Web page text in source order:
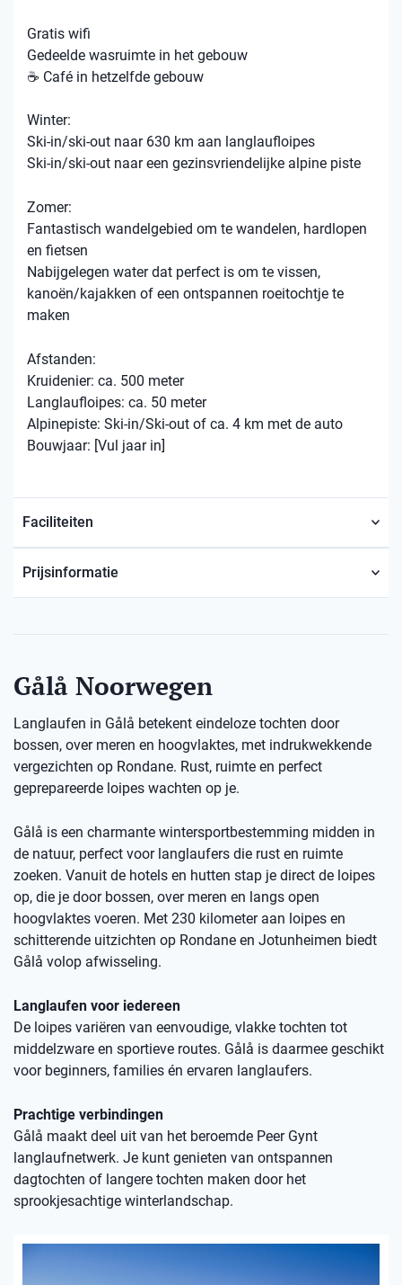
Gratis wifi
Gedeelde wasruimte in het gebouw
☕ Café in hetzelfde gebouw
Winter:
Ski-in/ski-out naar 630 km aan langlaufloipes
Ski-in/ski-out naar een gezinsvriendelijke alpine piste
Zomer:
Fantastisch wandelgebied om te wandelen, hardlopen
en fietsen
Nabijgelegen water dat perfect is om te vissen,
kanoën/kajakken of een ontspannen roeitochtje te
maken
Afstanden:
Kruidenier: ca. 500 meter
Langlaufloipes: ca. 50 meter
Alpinepiste: Ski-in/Ski-out of ca. 4 km met de auto
Bouwjaar: [Vul jaar in]
Faciliteiten
Prijsinformatie
Gålå Noorwegen
Langlaufen in Gålå betekent eindeloze tochten door
bossen, over meren en hoogvlaktes, met indrukwekkende
vergezichten op Rondane. Rust, ruimte en perfect
geprepareerde loipes wachten op je.
Gålå is een charmante wintersportbestemming midden in
de natuur, perfect voor langlaufers die rust en ruimte
zoeken. Vanuit de hotels en hutten stap je direct de loipes
op, die je door bossen, over meren en langs open
hoogvlaktes voeren. Met 230 kilometer aan loipes en
schitterende uitzichten op Rondane en Jotunheimen biedt
Gålå volop afwisseling.
Langlaufen voor iedereen
De loipes variëren van eenvoudige, vlakke tochten tot
middelzware en sportieve routes. Gålå is daarmee geschikt
voor beginners, families én ervaren langlaufers.
Prachtige verbindingen
Gålå maakt deel uit van het beroemde Peer Gynt
langlaufnetwerk. Je kunt genieten van ontspannen
dagtochten of langere tochten maken door het
sprookjesachtige winterlandschap.